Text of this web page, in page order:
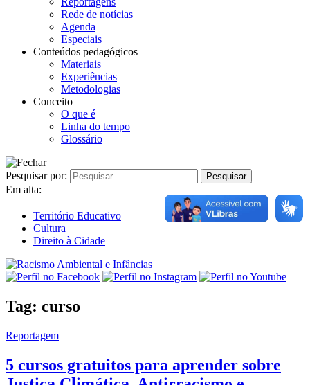
Rede de notícias
Agenda
Especiais
Conteúdos pedagógicos
Materiais
Experiências
Metodologias
Conceito
O que é
Linha do tempo
Glossário
Pesquisar por:
Em alta:
Território Educativo
Cultura
Direito à Cidade
Tag: curso
Reportagem
5 cursos gratuitos para aprender sobre